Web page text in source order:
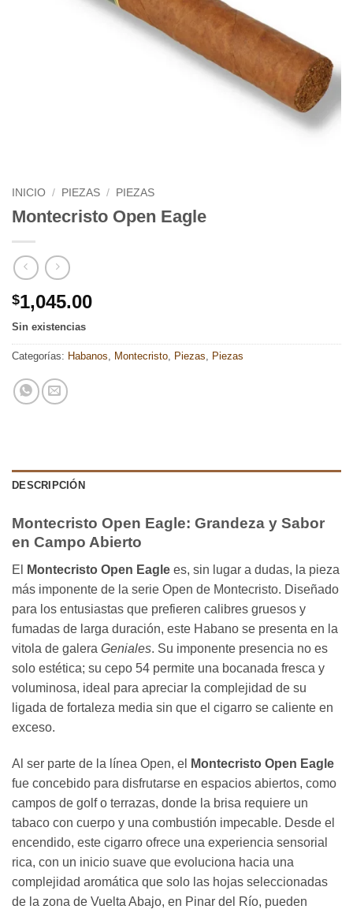
INICIO / PIEZAS / PIEZAS
Montecristo Open Eagle
$1,045.00
Sin existencias
Categorías: Habanos, Montecristo, Piezas, Piezas
DESCRIPCIÓN
Montecristo Open Eagle: Grandeza y Sabor
en Campo Abierto
El Montecristo Open Eagle es, sin lugar a dudas, la pieza
más imponente de la serie Open de Montecristo. Diseñado
para los entusiastas que prefieren calibres gruesos y
fumadas de larga duración, este Habano se presenta en la
vitola de galera Geniales. Su imponente presencia no es
solo estética; su cepo 54 permite una bocanada fresca y
voluminosa, ideal para apreciar la complejidad de su
ligada de fortaleza media sin que el cigarro se caliente en
exceso.
Al ser parte de la línea Open, el
Montecristo Open Eagle
fue concebido para disfrutarse en espacios abiertos, como
campos de golf o terrazas, donde la brisa requiere un
tabaco con cuerpo y una combustión impecable. Desde el
encendido, este cigarro ofrece una experiencia sensorial
rica, con un inicio suave que evoluciona hacia una
complejidad aromática que solo las hojas seleccionadas
de la zona de Vuelta Abajo, en Pinar del Río, pueden